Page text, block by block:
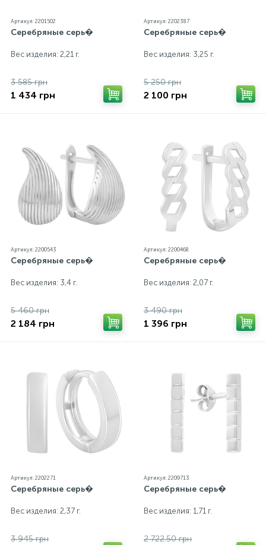
Артикул: 2201502
Серебряные серь�
Вес изделия: 2,21 г.
3 585 грн
1 434 грн
Артикул: 2202387
Серебряные серь�
Вес изделия: 3,25 г.
5 250 грн
2 100 грн
Артикул: 2200543
Серебряные серь�
Вес изделия: 3,4 г.
5 460 грн
2 184 грн
Артикул: 2200468
Серебряные серь�
Вес изделия: 2,07 г.
3 490 грн
1 396 грн
Артикул: 2202271
Серебряные серь�
Вес изделия: 2,37 г.
3 945 грн
Артикул: 2209713
Серебряные серь�
Вес изделия: 1,71 г.
2 722.50 грн